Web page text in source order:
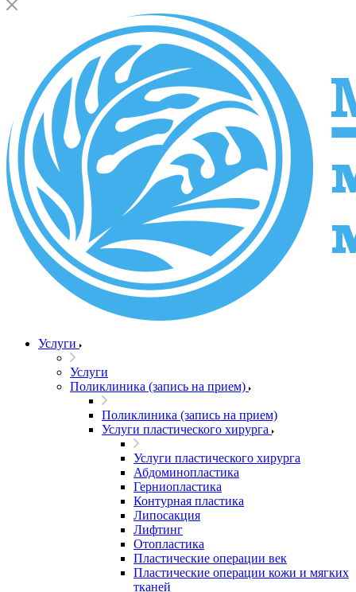
Услуги
Услуги
Поликлиника (запись на прием)
Поликлиника (запись на прием)
Услуги пластического хирурга
Услуги пластического хирурга
Абдоминопластика
Герниопластика
Контурная пластика
Липосакция
Лифтинг
Отопластика
Пластические операции век
Пластические операции кожи и мягких
тканей